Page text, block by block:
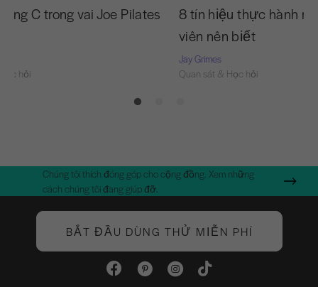
C trong vai Joe Pilates
hỏi
8 tín hiệu thực hành
viên nên biết
Jay Grimes
Quan sát & Học hỏi
Chúng tôi thích đóng góp cho cộng đồng. Xem những
cách chúng tôi đang giúp đỡ.
BẮT ĐẦU DÙNG THỬ MIỄN PHÍ